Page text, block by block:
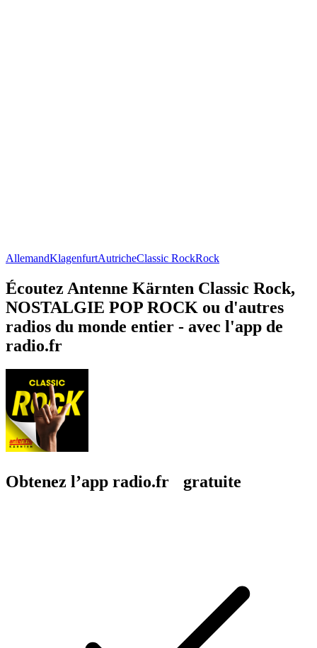
AllemandKlagenfurtAutricheClassic RockRock
Écoutez Antenne Kärnten Classic Rock,
NOSTALGIE POP ROCK ou d'autres
radios du monde entier - avec l'app de
radio.fr
Obtenez l’app radio.fr gratuite